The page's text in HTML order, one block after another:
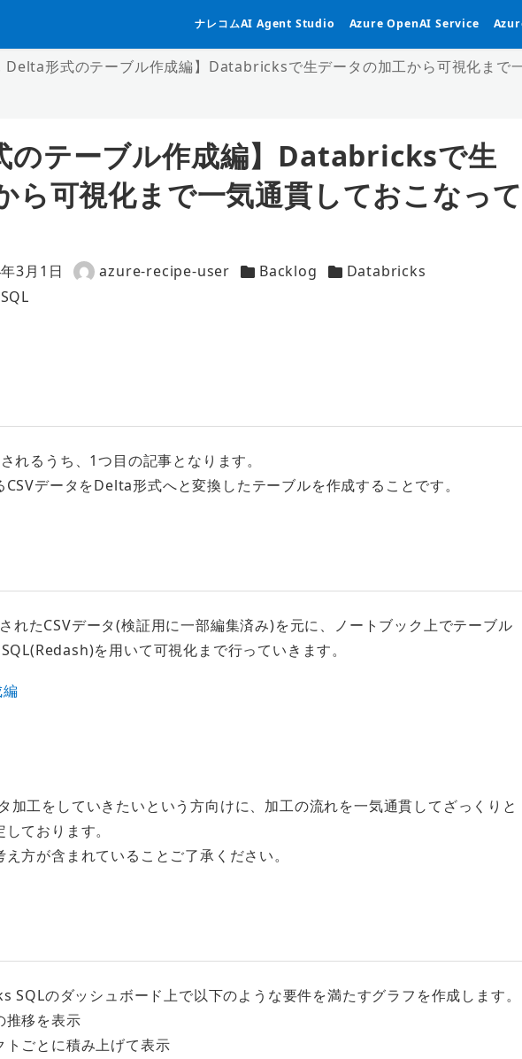
ナレコムAI Agent Studio Azure OpenAI Service
Delta形式のテーブル作成編】Databricksで生データの加工から可視化まで
のテーブル作成編】Databricksで生
ら可視化まで一気通貫しておこなって
3月1日
著
azure-recipe-user
カテゴリー
Backlog
カテゴリー
Databricks
ゴリー
SQL
れるうち、1つ目の記事となります。
データをDelta形式へと変換したテーブルを作成することです。
れたCSVデータ(検証用に一部編集済み)を元に、ノートブック上でテーブル
を用いて可視化まで行っていきます。
工をしていきたいという方向けに、加工の流れを一気通貫してざっくりと
ております。
方が含まれていることご了承ください。
のダッシュボード上で以下のような要件を満たすグラフを作成します。
推移を表示
トごとに積み上げて表示